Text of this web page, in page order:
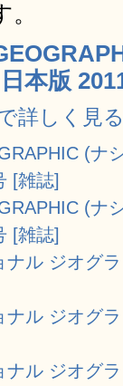
本版
詳しく見
(ナ
[雑誌]
(ナ
[雑誌]
ル ジオグ
ル ジオグ
ル ジオグ